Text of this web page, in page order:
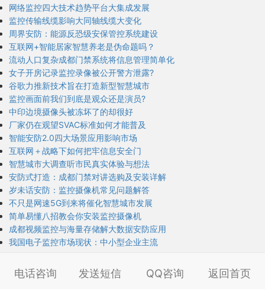
网络监控四大技术趋势平台大集成发展
监控传输线缆影响大同轴线缆大变化
周界安防：能源反恐级安保管控系统建设
互联网+智能居家智慧养老是伪命题吗？
流动人口复杂成都门禁系统将信息管理简单化
女子开房记录监控录像被公开警方泄露?
谷歌力推新技术旨在打造新型智慧城市
监控画面前我们到底是观众还是演员?
中印边境摄像头被冻坏了的却很好
厂家仍在观望SVAC标准如何才能普及
智能安防2.0四大场景应用影响市场
互联网＋战略下如何把牢信息安全门
智慧城市大调查听市民真实体验与想法
安防式打造：成都门禁对讲选购及安装详解
岁未话安防：监控摄像机常见问题解答
不只是网速5G到来将催化智慧城市发展
简单易懂八招教会你安装监控摄像机
成都视频监控与海量存储解大数据安防应用
我国电子监控市场现状：中小型企业主流
电话咨询 发送短信 QQ咨询 返回首页